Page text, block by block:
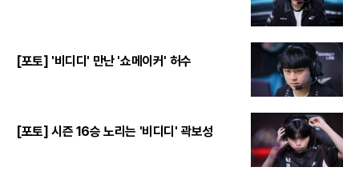
[포토] '비디디' 만난 '쇼메이커' 허수
[포토] 시즌 16승 노리는 '비디디' 곽보성